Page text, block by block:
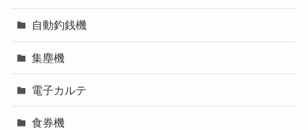
自動釣銭機
集塵機
電子カルテ
食券機